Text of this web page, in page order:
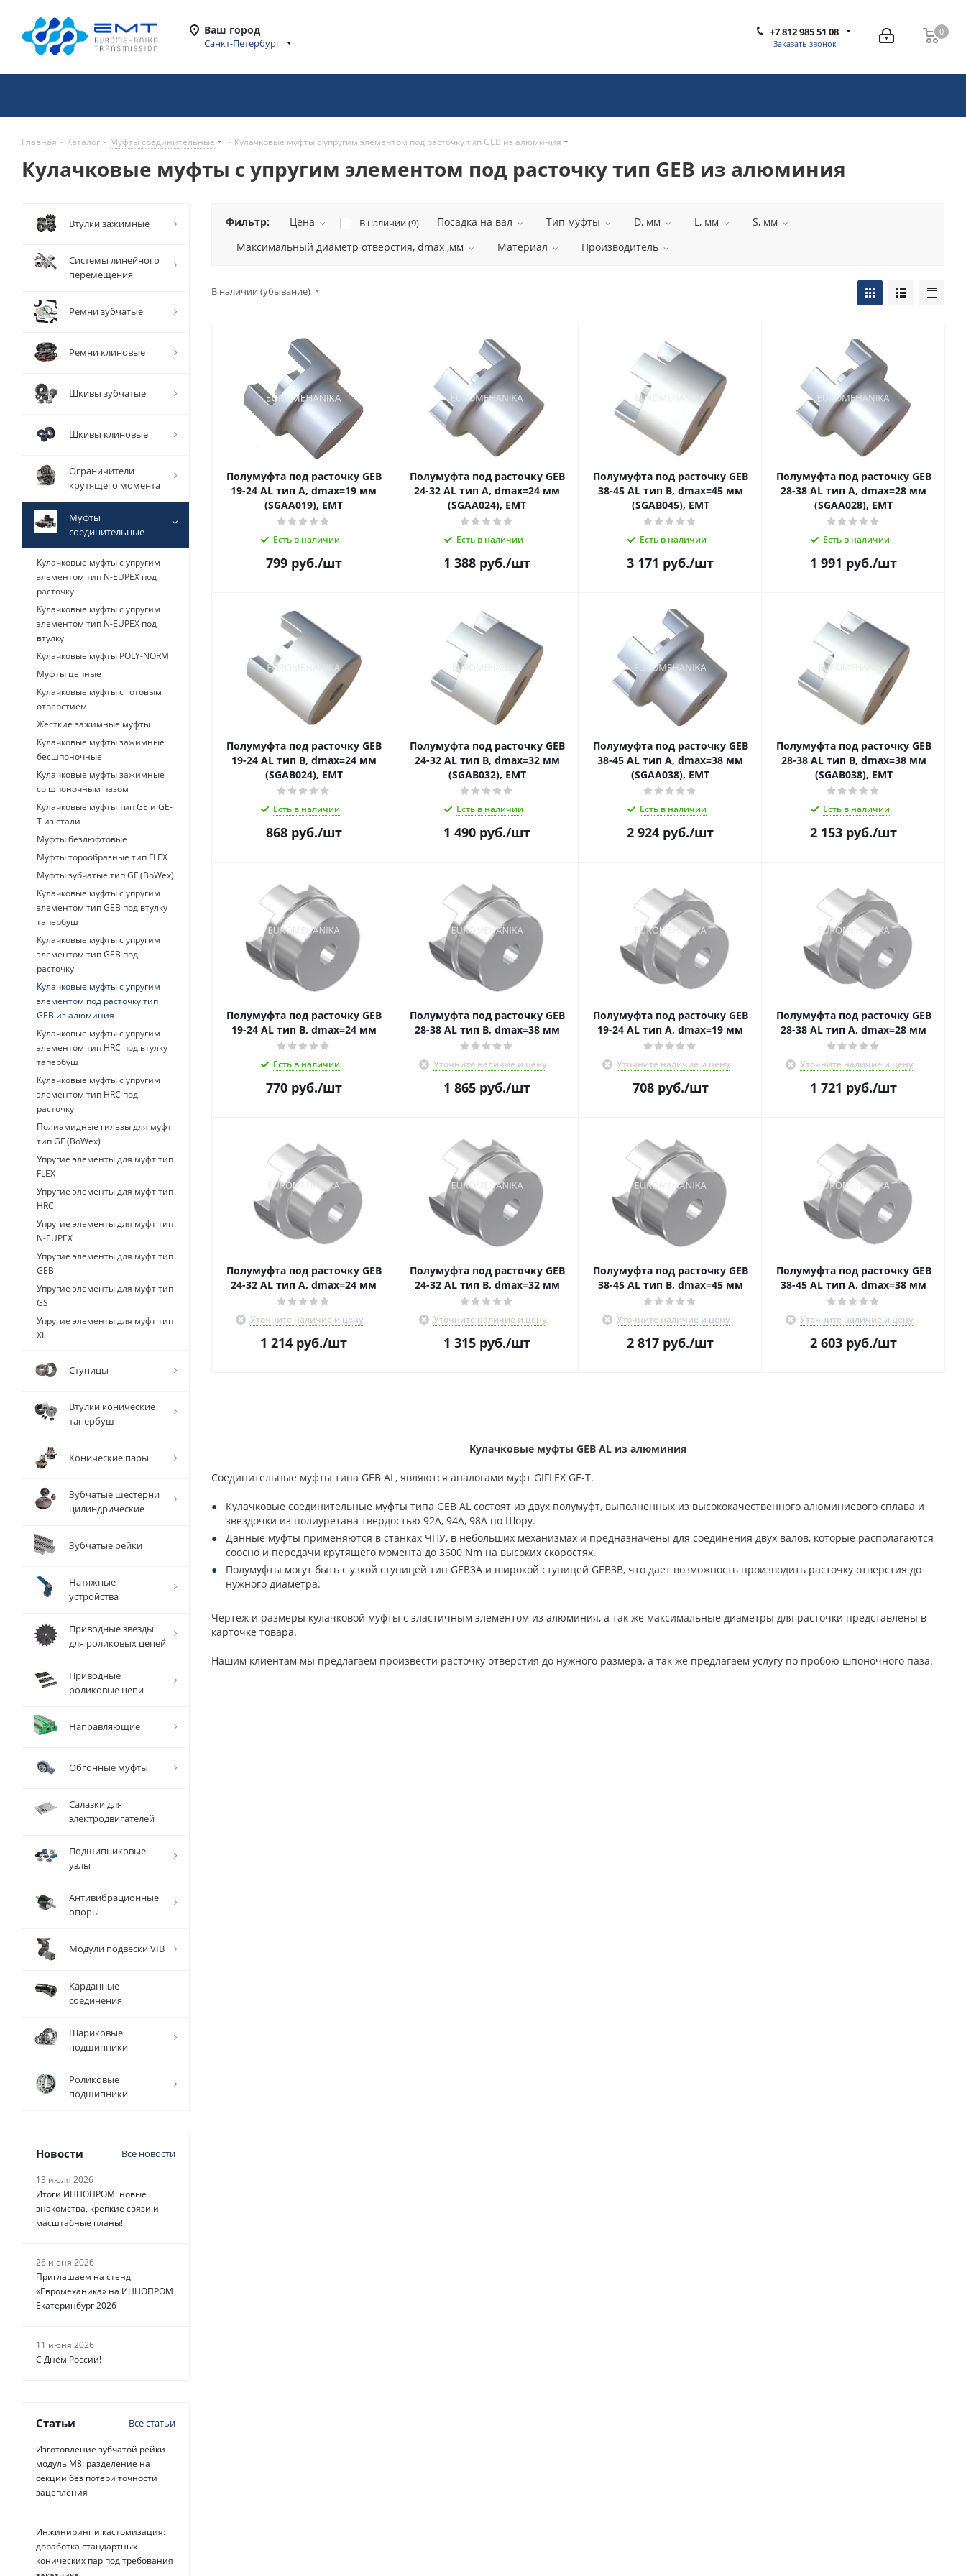
Ваш город
Санкт-Петербург
0
0
+7 812 985 51 08
Заказать звонок
Главная - Каталог - Муфты соединительные - Кулачковые муфты с упругим элементом под расточку тип GEB из алюминия
Кулачковые муфты с упругим элементом под расточку тип GEB из алюминия
Фильтр: Цена В наличии (9) Посадка на вал Тип муфты D, мм L, мм
S, мм
Максимальный диаметр отверстия, dmax ,мм
Материал Производитель
В наличии (убывание)
Полумуфта под расточку GEB
19-24 AL тип A, dmax=19 мм
(SGAA019), EMT
Есть в наличии
799руб./шт
Полумуфта под расточку GEB
24-32 AL тип A, dmax=24 мм
(SGAA024), EMT
Есть в наличии
1 388 руб./шт
Полумуфта под расточку GEB
38-45 AL тип B, dmax=45 мм
(SGAB045), EMT
Есть в наличии
3 171 руб./шт
Полумуфта под расточку GEB
28-38 AL тип A, dmax=28 мм
(SGAA028), EMT
Есть в наличии
1 991 руб./шт
Полумуфта под расточку GEB
19-24 AL тип B, dmax=24 мм
(SGAB024), EMT
Есть в наличии
868руб./шт
Полумуфта под расточку GEB
24-32 AL тип B, dmax=32 мм
(SGAB032), EMT
Есть в наличии
1 490 руб./шт
Полумуфта под расточку GEB
38-45 AL тип A, dmax=38 мм
(SGAA038), EMT
Есть в наличии
2 924 руб./шт
Полумуфта под расточку GEB
28-38 AL тип B, dmax=38 мм
(SGAB038), EMT
Есть в наличии
2 153 руб./шт
Полумуфта под расточку GEB
19-24 AL тип B, dmax=24 мм
Есть в наличии
770руб./шт
Полумуфта под расточку GEB
28-38 AL тип B, dmax=38 мм
Уточните наличие и цену
1 865 руб./шт
Полумуфта под расточку GEB
19-24 AL тип A, dmax=19 мм
Уточните наличие и цену
708руб./шт
Полумуфта под расточку GEB
28-38 AL тип A, dmax=28 мм
Уточните наличие и цену
1 721 руб./шт
Полумуфта под расточку GEB
24-32 AL тип A, dmax=24 мм
Уточните наличие и цену
1 214 руб./шт
Полумуфта под расточку GEB
24-32 AL тип B, dmax=32 мм
Уточните наличие и цену
1 315 руб./шт
Полумуфта под расточку GEB
38-45 AL тип B, dmax=45 мм
Уточните наличие и цену
2 817 руб./шт
Полумуфта под расточку GEB
38-45 AL тип A, dmax=38 мм
Уточните наличие и цену
2 603 руб./шт
Кулачковые муфты GEB AL из алюминия
Соединительные муфты типа GEB AL, являются аналогами муфт GIFLEX GE-T.
Кулачковые соединительные муфты типа GEB AL состоят из двух полумуфт, выполненных из высококачественного алюминиевого сплава и
звездочки из полиуретана твердостью 92A, 94A, 98A по Шору.
Данные муфты применяются в станках ЧПУ, в небольших механизмах и предназначены для соединения двух валов, которые располагаются
соосно и передачи крутящего момента до 3600 Nm на высоких скоростях.
Полумуфты могут быть с узкой ступицей тип GEB3A и широкой ступицей GEB3B, что дает возможность производить расточку отверстия до
нужного диаметра.
Чертеж и размеры кулачковой муфты с эластичным элементом из алюминия, а так же максимальные диаметры для расточки представлены в
карточке товара.
Нашим клиентам мы предлагаем произвести расточку отверстия до нужного размера, а так же предлагаем услугу по пробою шпоночного паза.
Втулки зажимные
Системы линейного
перемещения
Ремни зубчатые
Ремни клиновые
Шкивы зубчатые
Шкивы клиновые
Ограничители
крутящего момента
Муфты
соединительные
Кулачковые муфты с упругим
элементом тип N-EUPEX под
расточку
Кулачковые муфты с упругим
элементом тип N-EUPEX под
втулку
Кулачковые муфты POLY-NORM
Муфты цепные
Кулачковые муфты с готовым
отверстием
Жесткие зажимные муфты
Кулачковые муфты зажимные
бесшпоночные
Кулачковые муфты зажимные
со шпоночным пазом
Кулачковые муфты тип GE и GE-
T из стали
Муфты безлюфтовые
Муфты торообразные тип FLEX
Муфты зубчатые тип GF (BoWex)
Кулачковые муфты с упругим
элементом тип GEB под втулку
тапербуш
Кулачковые муфты с упругим
элементом тип GEB под
расточку
Кулачковые муфты с упругим
элементом под расточку тип
GEB из алюминия
Кулачковые муфты с упругим
элементом тип HRC под втулку
тапербуш
Кулачковые муфты с упругим
элементом тип HRC под
расточку
Полиамидные гильзы для муфт
тип GF (BoWex)
Упругие элементы для муфт тип
FLEX
Упругие элементы для муфт тип
HRC
Упругие элементы для муфт тип
N-EUPEX
Упругие элементы для муфт тип
GEB
Упругие элементы для муфт тип
GS
Упругие элементы для муфт тип
XL
Ступицы
Втулки конические
тапербуш
Конические пары
Зубчатые шестерни
цилиндрические
Зубчатые рейки
Натяжные
устройства
Приводные звезды
для роликовых цепей
Приводные
роликовые цепи
Направляющие
Обгонные муфты
Салазки для
электродвигателей
Подшипниковые
узлы
Антивибрационные
опоры
Модули подвески VIB
Карданные
соединения
Шариковые
подшипники
Роликовые
подшипники
Новости Все новости
13 июля 2026
Итоги ИННОПРОМ: новые
знакомства, крепкие связи и
масштабные планы!
26 июня 2026
Приглашаем на стенд
«Евромеханика» на ИННОПРОМ
Екатеринбург 2026
11 июня 2026
С Днём России!
Статьи Все статьи
Изготовление зубчатой рейки
модуль М8: разделение на
секции без потери точности
зацепления
Инжиниринг и кастомизация:
доработка стандартных
конических пар под требования